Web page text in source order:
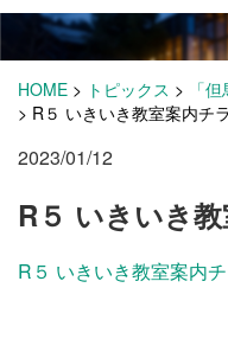
学 ぶ(健康福祉)
泊まる(宿泊)
施設・料金
HOME > トピックス >
「
> R５ いきいき教室案内チ
2023/01/12
R５ いきいき
R５ いきいき教室案内